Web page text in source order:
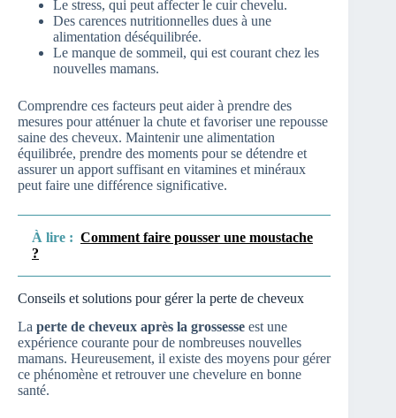
Le stress, qui peut affecter le cuir chevelu.
Des carences nutritionnelles dues à une
alimentation déséquilibrée.
Le manque de sommeil, qui est courant chez les
nouvelles mamans.
Comprendre ces facteurs peut aider à prendre des
mesures pour atténuer la chute et favoriser une repousse
saine des cheveux. Maintenir une alimentation
équilibrée, prendre des moments pour se détendre et
assurer un apport suffisant en vitamines et minéraux
peut faire une différence significative.
À lire : Comment faire pousser une moustache
?
Conseils et solutions pour gérer la perte de cheveux
La perte de cheveux après la grossesse est une
expérience courante pour de nombreuses nouvelles
mamans. Heureusement, il existe des moyens pour gérer
ce phénomène et retrouver une chevelure en bonne
santé.